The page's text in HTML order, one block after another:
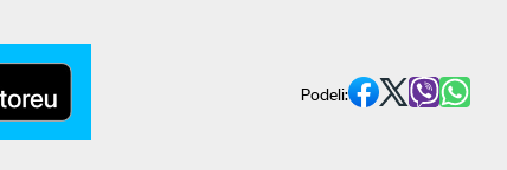
Podeli: